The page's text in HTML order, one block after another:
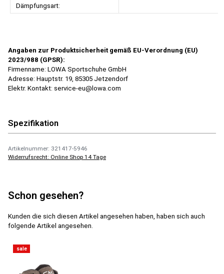
Dämpfungsart:
Angaben zur Produktsicherheit gemäß EU-Verordnung (EU)
2023/988 (GPSR):
Firmenname: LOWA Sport­schuhe GmbH
Adresse: Hauptstr. 19, 85305 Jetzendorf
Elektr. Kontakt: service-eu@lowa.com
Spezifikation
Artikelnummer: 321417-5946
Widerrufsrecht: Online Shop 14 Tage
Schon gesehen?
Kunden die sich diesen Artikel angesehen haben, haben sich auch
folgende Artikel angesehen.
sale